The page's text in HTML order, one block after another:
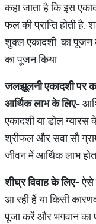
कहा जाता है कि इस
फल की प्राप्ति होती है.
शुक्ल एकादशी का पूजन
का पूजन किया.
जलझूलनी एकादशी पर
आर्थिक लाभ के लिए-
एकादशी या डोल ग्यारस
श्रीफल और सवा सौ
जीवन में आर्थिक लाभ
शीघ्र विवाह के लिए-ऐसे
आ रही हैं या किसी
पूजा करें और भगवान का